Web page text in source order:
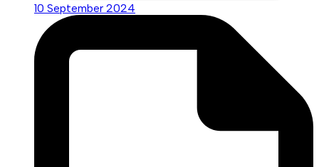
10 September 2024